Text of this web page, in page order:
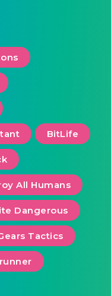
BitLife
All Humans
Dangerous
Tactics